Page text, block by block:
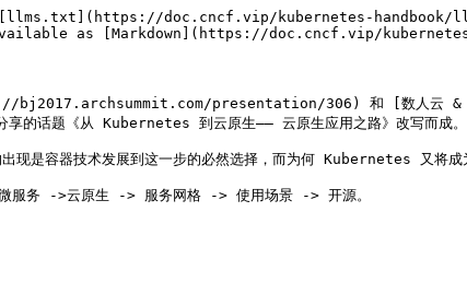
doc.cncf.vip/kubernetes-handbook/
as [Markdown](https://doc.cncf.vip/
bj2017.archsummit.com/presentation/306) 和 [数人云
题《从 Kubernetes 到云原生—— 云原生应用之路》改写而成。
是容器技术发展到这一步的必然选择，而为何 Kubernetes 又将成
服务 ->云原生 -> 服务网格 -> 使用场景 -> 开源。